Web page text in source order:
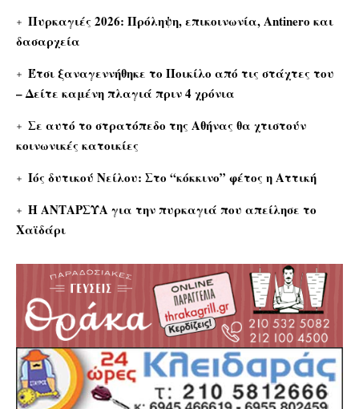
Πυρκαγιές 2026: Πρόληψη, επικοινωνία, Antinero και
δασαρχεία
Έτσι ξαναγεννήθηκε το Ποικίλο από τις στάχτες του
– Δείτε καμένη πλαγιά πριν 4 χρόνια
Σε αυτό το στρατόπεδο της Αθήνας θα χτιστούν
κοινωνικές κατοικίες
Ιός δυτικού Νείλου: Στο “κόκκινο” φέτος η Αττική
Η ΑΝΤΑΡΣΥΑ για την πυρκαγιά που απείλησε το
Χαϊδάρι